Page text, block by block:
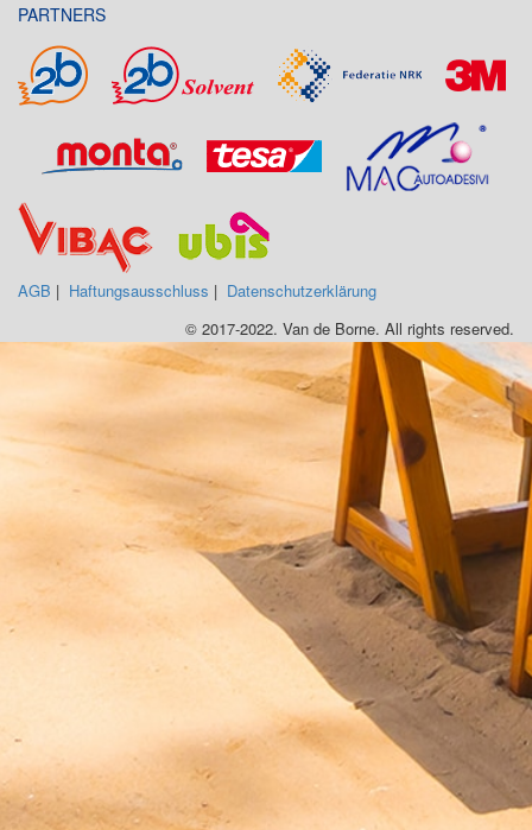
PARTNERS
AGB | Haftungsausschluss | Datenschutzerklärung
© 2017-2022. Van de Borne. All rights reserved.